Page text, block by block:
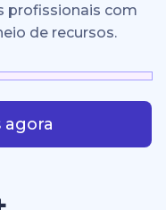
profissionais com
de recursos.
agora